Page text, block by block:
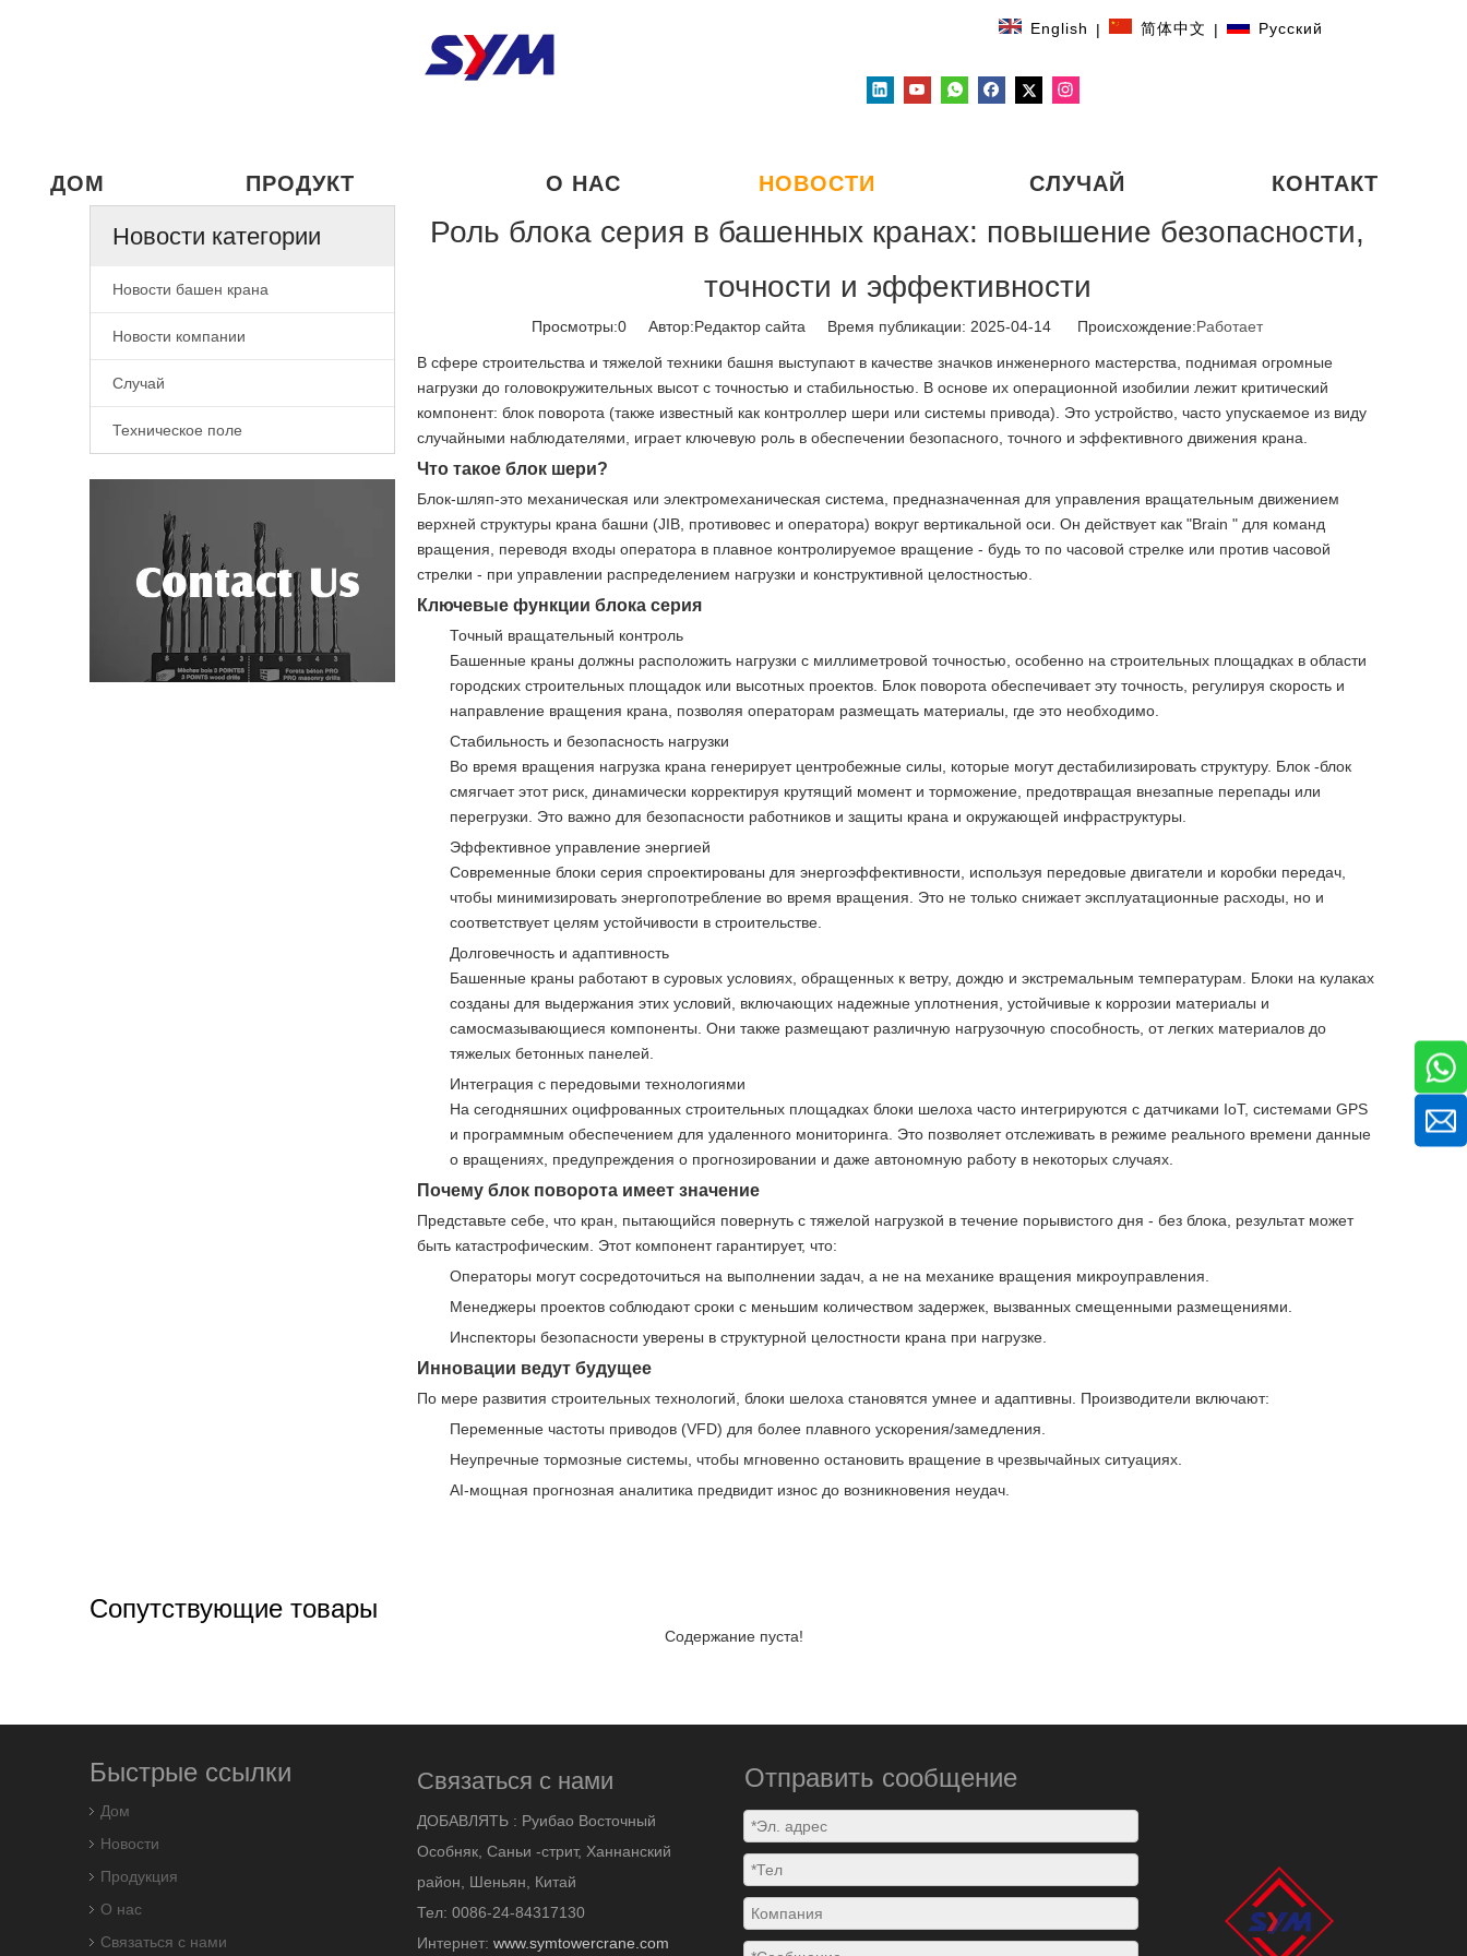
English | 简体中文 | Pусский
ДОМ ПРОДУКТ О НАС НОВОСТИ СЛУЧАЙ КОНТАКТ
Новости категории
Новости башен крана
Новости компании
Случай
Техническое поле
Роль блока серия в башенных кранах: повышение безопасности,
точности и эффективности
Просмотры:0 Автор:Pедактор сайта Время публикации: 2025-04-14 Происхождение:Работает
В сфере строительства и тяжелой техники башня выступают в качестве значков инженерного мастерства, поднимая огромные
нагрузки до головокружительных высот с точностью и стабильностью. В основе их операционной изобилии лежит критический
компонент: блок поворота (также известный как контроллер шери или системы привода). Это устройство, часто упускаемое из виду
случайными наблюдателями, играет ключевую роль в обеспечении безопасного, точного и эффективного движения крана.
Что такое блок шери?
Блок-шляп-это механическая или электромеханическая система, предназначенная для управления вращательным движением
верхней структуры крана башни (JIB, противовес и оператора) вокруг вертикальной оси. Он действует как "Brain " для команд
вращения, переводя входы оператора в плавное контролируемое вращение - будь то по часовой стрелке или против часовой
стрелки - при управлении распределением нагрузки и конструктивной целостностью.
Ключевые функции блока серия
Точный вращательный контроль
Башенные краны должны расположить нагрузки с миллиметровой точностью, особенно на строительных площадках в области
городских строительных площадок или высотных проектов. Блок поворота обеспечивает эту точность, регулируя скорость и
направление вращения крана, позволяя операторам размещать материалы, где это необходимо.
Стабильность и безопасность нагрузки
Во время вращения нагрузка крана генерирует центробежные силы, которые могут дестабилизировать структуру. Блок -блок
смягчает этот риск, динамически корректируя крутящий момент и торможение, предотвращая внезапные перепады или
перегрузки. Это важно для безопасности работников и защиты крана и окружающей инфраструктуры.
Эффективное управление энергией
Современные блоки серия спроектированы для энергоэффективности, используя передовые двигатели и коробки передач,
чтобы минимизировать энергопотребление во время вращения. Это не только снижает эксплуатационные расходы, но и
соответствует целям устойчивости в строительстве.
Долговечность и адаптивность
Башенные краны работают в суровых условиях, обращенных к ветру, дождю и экстремальным температурам. Блоки на кулаках
созданы для выдержания этих условий, включающих надежные уплотнения, устойчивые к коррозии материалы и
самосмазывающиеся компоненты. Они также размещают различную нагрузочную способность, от легких материалов до
тяжелых бетонных панелей.
Интеграция с передовыми технологиями
На сегодняшних оцифрованных строительных площадках блоки шелоха часто интегрируются с датчиками IoT, системами GPS
и программным обеспечением для удаленного мониторинга. Это позволяет отслеживать в режиме реального времени данные
о вращениях, предупреждения о прогнозировании и даже автономную работу в некоторых случаях.
Почему блок поворота имеет значение
Представьте себе, что кран, пытающийся повернуть с тяжелой нагрузкой в ​​течение порывистого дня - без блока, результат может
быть катастрофическим. Этот компонент гарантирует, что:
Операторы могут сосредоточиться на выполнении задач, а не на механике вращения микроуправления.
Менеджеры проектов соблюдают сроки с меньшим количеством задержек, вызванных смещенными размещениями.
Инспекторы безопасности уверены в структурной целостности крана при нагрузке.
Инновации ведут будущее
По мере развития строительных технологий, блоки шелоха становятся умнее и адаптивны. Производители включают:
Переменные частоты приводов (VFD) для более плавного ускорения/замедления.
Неупречные тормозные системы, чтобы мгновенно остановить вращение в чрезвычайных ситуациях.
AI-мощная прогнозная аналитика предвидит износ до возникновения неудач.
Сопутствующие товары
Содержание пуста!
Быстрые ссылки
Дом
Новости
Продукция
О нас
Связаться с нами
Связаться с нами
ДОБАВЛЯТЬ : Руибао Восточный
Особняк, Саньи -стрит, Ханнанский
район, Шеньян, Китай
Тел: 0086-24-84317130
Интернет: www.symtowercrane.com
Отправить сообщение